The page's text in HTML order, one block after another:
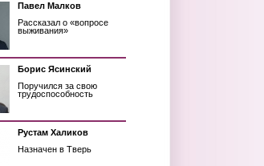
Павел Малков
Рассказал о «вопросе
выживания»
Борис Ясинский
Поручился за свою
трудоспособность
Рустам Халиков
Назначен в Тверь